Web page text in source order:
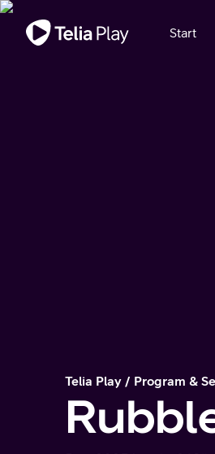
Viktigt meddelande
Start
Telia Play Program &